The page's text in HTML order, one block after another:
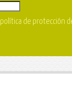
política de protección